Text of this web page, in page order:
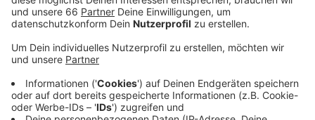
Im sogenannten"One Plaza"wurde jetzt Richtfest
gefeiert. Neben dem mehrstöckigen Bürogebäude
entsteht dort auch eine Tiefgarage mit Auto- und
Fahrradstellplätzen sowie einigen E-Ladestationen. In